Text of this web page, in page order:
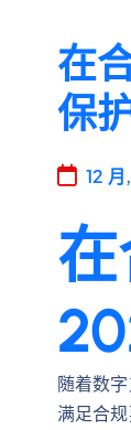
在
保
12
随着数
满足合